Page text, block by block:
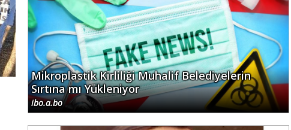
Mikroplastik Kirliliği Muhalif Belediyelerin
Sırtına mı Yükleniyor
ibo.a.bo